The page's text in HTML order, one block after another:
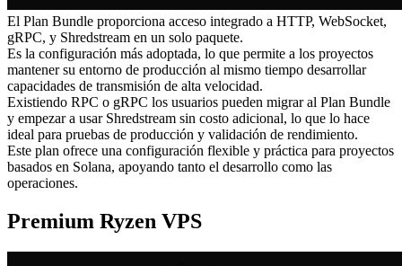
El Plan Bundle proporciona acceso integrado a HTTP, WebSocket,
gRPC, y Shredstream en un solo paquete.
Es la configuración más adoptada, lo que permite a los proyectos
mantener su entorno de producción al mismo tiempo desarrollar
capacidades de transmisión de alta velocidad.
Existiendo RPC o gRPC los usuarios pueden migrar al Plan Bundle
y empezar a usar Shredstream sin costo adicional, lo que lo hace
ideal para pruebas de producción y validación de rendimiento.
Este plan ofrece una configuración flexible y práctica para proyectos
basados en Solana, apoyando tanto el desarrollo como las
operaciones.
Premium Ryzen VPS